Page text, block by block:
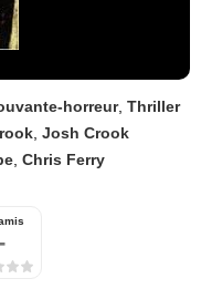
horreur, Thriller
Josh Crook
Chris Ferry